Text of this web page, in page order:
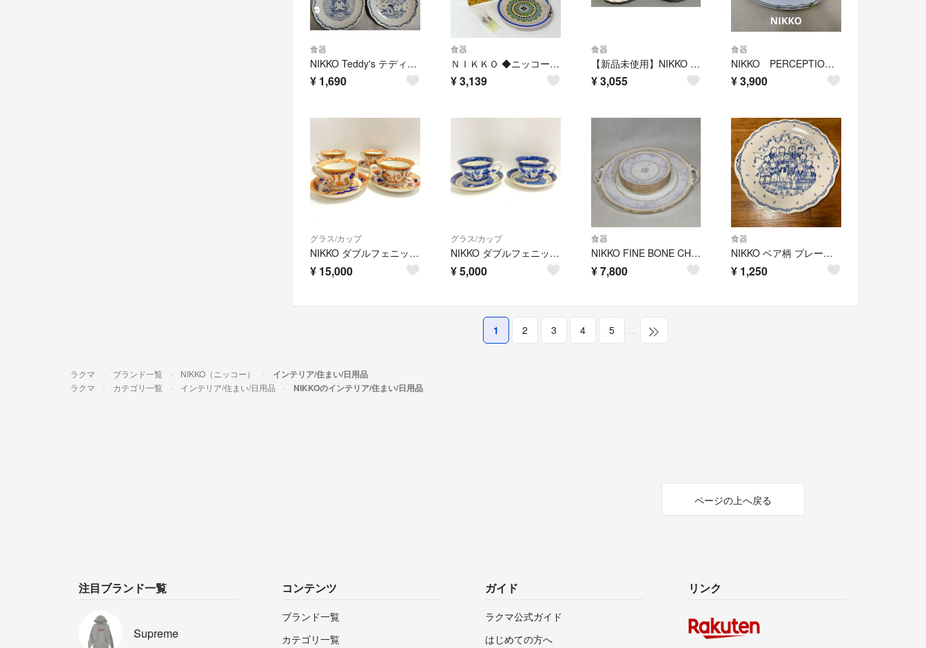
食器
NIKKO Teddy's テディーズ プレート 3枚 クマ ニッコー 平皿 丸
¥ 1,690
食器
ＮＩＫＫＯ ◆ニッコー/手付き盛皿セット（ヒメフォーク5本付） 7121 ギフト【未使用】 [0220561482]
¥3,139
食器
【新品未使用】NIKKO ティーカップ&ソーサー2客セット日本製
¥3,055
食器
NIKKO PERCEPTION CHINA ソーサー＆ケーキ皿 レトロ
¥3,900
グラス/カップ
NIKKO ダブルフェニックス 錦山水 シリーズ カップ＆ソーサー 陶器
¥ 15,000
グラス/カップ
NIKKO ダブルフェニックス ウィロー カップソーサー S A052724 H
¥5,000
食器
NIKKO FINE BONE CHINA 耳付き大皿1枚&小皿5枚組 美品
¥7,800
食器
NIKKO ベア柄 プレート 大皿 ニッコー
¥ 1,250
1 2 3 4 5 …
ラクマ ブランド一覧 NIKKO（ニッコー） インテリア/住まい/日用品
ラクマ カテゴリ一覧 インテリア/住まい/日用品 NIKKOのインテリア/住まい/日用品
ページの上へ戻る
注目ブランド一覧
Supreme
コンテンツ
ブランド一覧
カテゴリ一覧
ガイド
ラクマ公式ガイド
はじめての方へ
リンク